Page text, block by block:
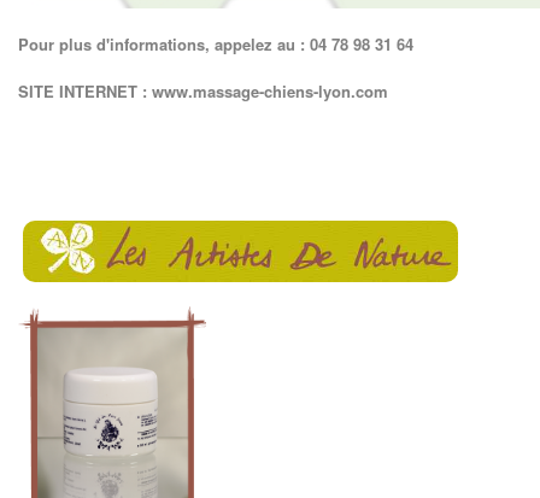
Pour plus d'informations, appelez au : 04 78 98 31 64
SITE INTERNET : www.massage-chiens-lyon.com